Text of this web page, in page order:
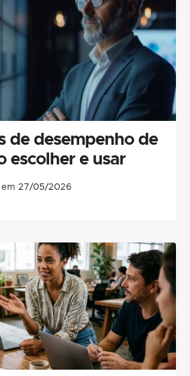
de desempenho de
escolher e usar
em 27/05/2026